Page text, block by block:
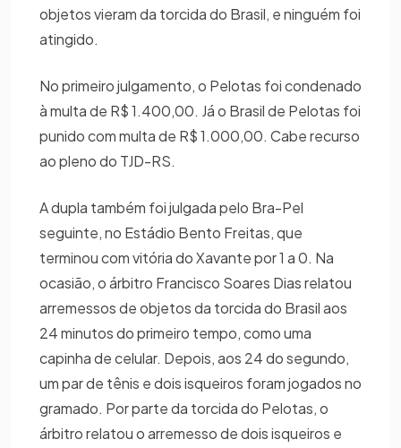
objetos vieram da torcida do Brasil, e ninguém foi
atingido.
No primeiro julgamento, o Pelotas foi condenado
à multa de R$ 1.400,00. Já o Brasil de Pelotas foi
punido com multa de R$ 1.000,00. Cabe recurso
ao pleno do TJD-RS.
A dupla também foi julgada pelo Bra-Pel
seguinte, no Estádio Bento Freitas, que
terminou com vitória do Xavante por 1 a 0. Na
ocasião, o árbitro Francisco Soares Dias relatou
arremessos de objetos da torcida do Brasil aos
24 minutos do primeiro tempo, como uma
capinha de celular. Depois, aos 24 do segundo,
um par de tênis e dois isqueiros foram jogados no
gramado. Por parte da torcida do Pelotas, o
árbitro relatou o arremesso de dois isqueiros e